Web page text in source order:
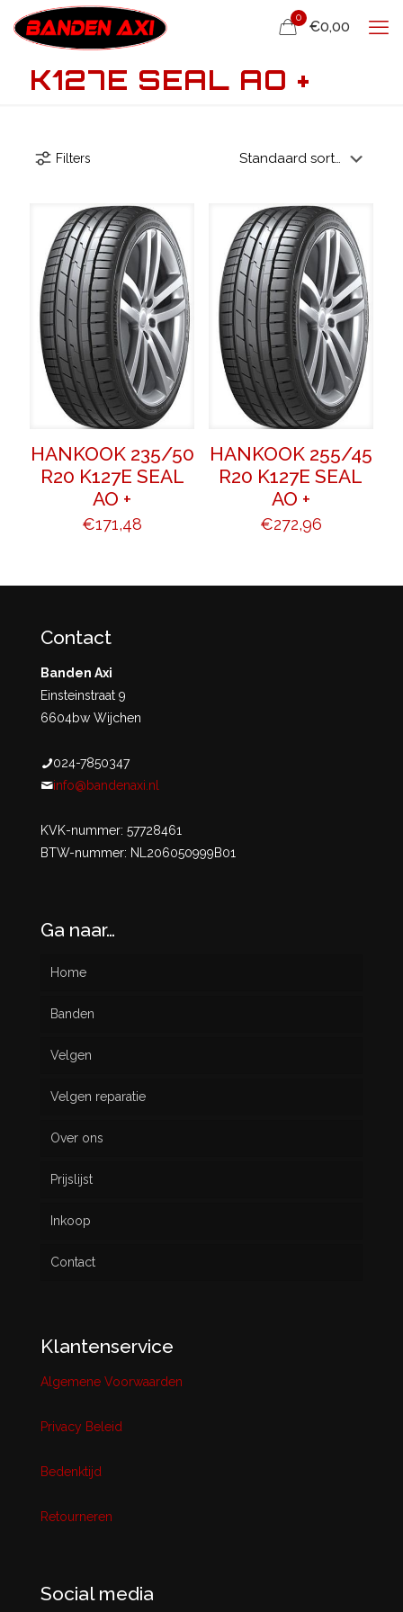
0
€0,00
K127E SEAL AO +
Filters
HANKOOK 235/50
R20 K127E SEAL
AO +
€171,48
HANKOOK 255/45
R20 K127E SEAL
AO +
€272,96
Contact
Banden Axi
Einsteinstraat 9
6604bw Wijchen
024-7850347
info@bandenaxi.nl
KVK-nummer: 57728461
BTW-nummer: NL206050999B01
Ga naar…
Home
Banden
Nieuw
Gebruikt
Velgen
Velgen reparatie
Over ons
Prijslijst
Inkoop
Contact
Klantenservice
Algemene Voorwaarden
Privacy Beleid
Bedenktijd
Retourneren
Social media